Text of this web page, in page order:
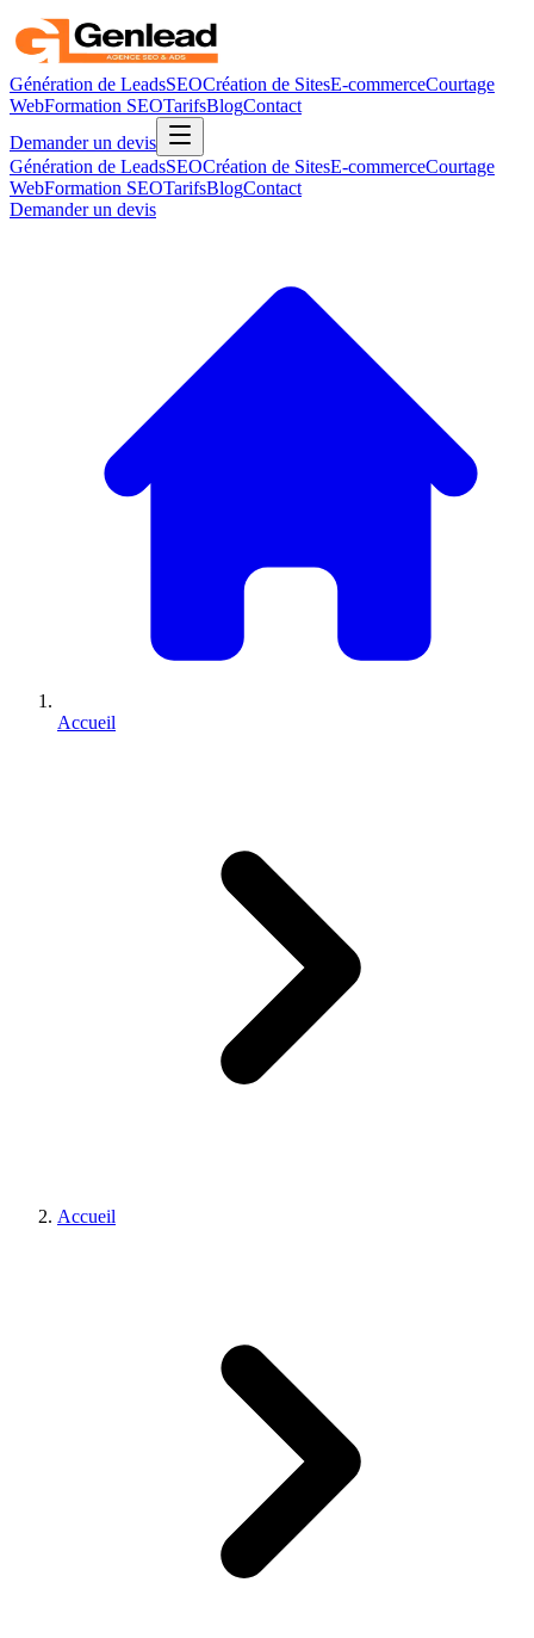
Génération de LeadsSEOCréation de SitesE-commerceCourtage
WebFormation SEOTarifsBlogContact
Demander un devis
Génération de LeadsSEOCréation de SitesE-commerceCourtage
WebFormation SEOTarifsBlogContact
Demander un devis
Accueil
Accueil